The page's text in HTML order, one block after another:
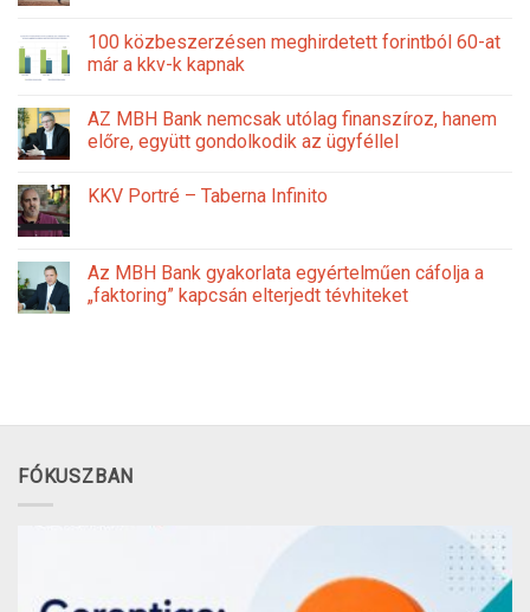
100 közbeszerzésen meghirdetett forintból 60-at
már a kkv-k kapnak
AZ MBH Bank nemcsak utólag finanszíroz, hanem
előre, együtt gondolkodik az ügyféllel
KKV Portré – Taberna Infinito
Az MBH Bank gyakorlata egyértelműen cáfolja a
„faktoring” kapcsán elterjedt tévhiteket
FÓKUSZBAN